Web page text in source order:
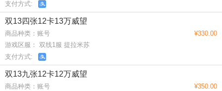
支付方式:
双13四张12卡13万威望
商品种类：账号
游戏区服： 双线1服 提拉米苏
支付方式:
¥330.00
双13九张12卡12万威望
商品种类：账号
¥350.00